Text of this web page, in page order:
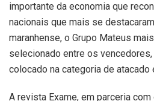
importante da economia que
nacionais que mais se
maranhense, o Grupo Mateus
selecionado entre os
colocado na categoria de atacado
A revista Exame, em parceria